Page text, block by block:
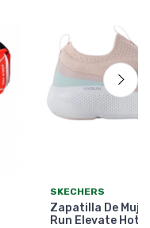
SKECHERS
Zapatilla De
Run Elevate Hot